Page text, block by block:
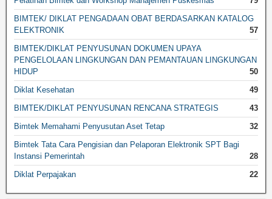
BIMTEK/ DIKLAT PENGADAAN OBAT BERDASARKAN KATALOG
ELEKTRONIK
57
BIMTEK/DIKLAT PENYUSUNAN DOKUMEN UPAYA
PENGELOLAAN LINGKUNGAN DAN PEMANTAUAN LINGKUNGAN
HIDUP
50
Diklat Kesehatan
49
BIMTEK/DIKLAT PENYUSUNAN RENCANA STRATEGIS
43
Bimtek Memahami Penyusutan Aset Tetap
32
Bimtek Tata Cara Pengisian dan Pelaporan Elektronik SPT Bagi
Instansi Pemerintah
28
Diklat Perpajakan
22